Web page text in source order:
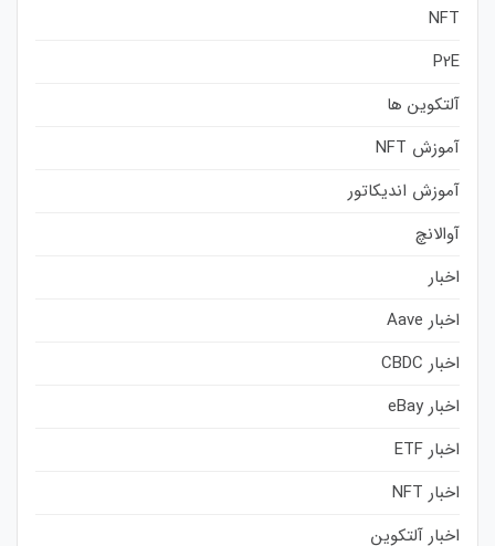
NFT
P2E
آلتکوین ها
آموزش NFT
آموزش اندیکاتور
آوالانچ
اخبار
اخبار Aave
اخبار CBDC
اخبار eBay
اخبار ETF
اخبار NFT
اخبار آلتکوین